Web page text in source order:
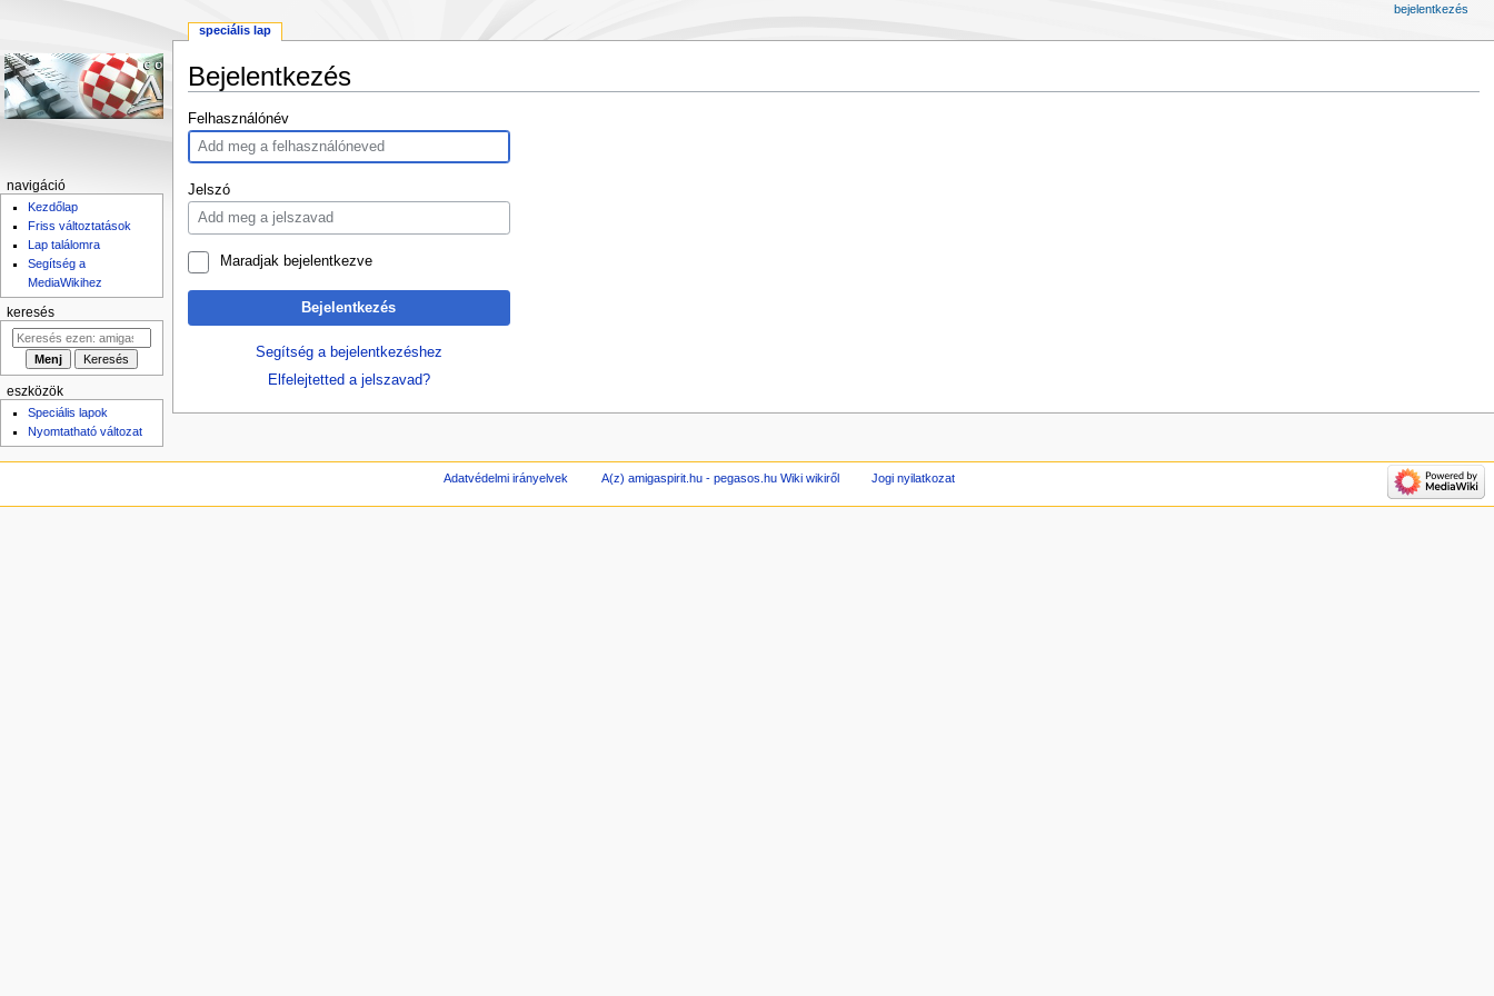
Bejelentkezés
Ugrás
a
navigációhoz
Ugrás
a
kereséshez
Felhasználónév
Jelszó
Maradjak bejelentkezve
Bejelentkezés
Segítség a bejelentkezéshez
Elfelejtetted a jelszavad?
speciális lap
bejelentkezés
navigáció
Kezdőlap
Friss változtatások
Lap találomra
Segítség a
MediaWikihez
keresés
eszközök
Speciális lapok
Nyomtatható változat
Adatvédelmi irányelvek A(z) amigaspirit.hu - pegasos.hu Wiki wikiről Jogi nyilatkozat